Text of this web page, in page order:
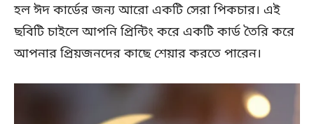
হল ঈদ কার্ডের জন্য আরো একটি সেরা পিকচার। এই
ছবিটি চাইলে আপনি প্রিন্টিং করে একটি কার্ড তৈরি করে
আপনার প্রিয়জনদের কাছে শেয়ার করতে পারেন।